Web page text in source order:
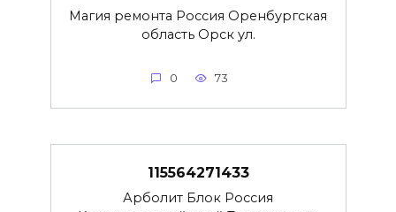
Магия ремонта Россия Оренбургская
область Орск ул.
0 73
115564271433
Арболит Блок Россия